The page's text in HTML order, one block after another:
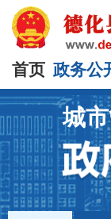
首页 政务公
城